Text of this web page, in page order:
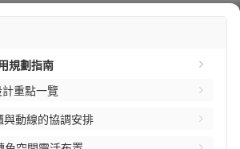
費！這樣規劃書房，收納多2
規劃指南
重點一覽
與動線的協調安排